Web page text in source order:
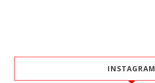
INSTAGRAM